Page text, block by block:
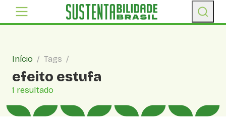
Início / Tags /
efeito estufa
1 resultado